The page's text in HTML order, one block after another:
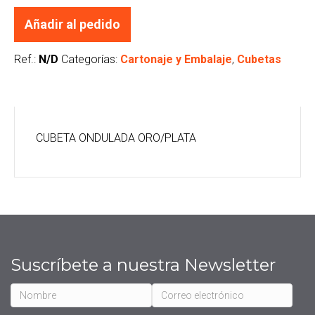
TAPA
Añadir al pedido
Ref.: N/D Categorías: Cartonaje y Embalaje, Cubetas
CUBETA ONDULADA ORO/PLATA
Suscríbete a nuestra Newsletter